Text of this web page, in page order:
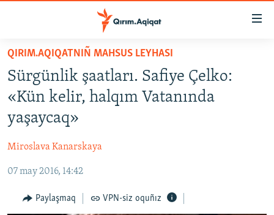
Esas
qaytmaq
Baş
qaytmaq
Qıdıruvğa
SİYASET
MEDENİYET
İNSAN AQLARI
VİDEO
QIRIM.AQIQATNIÑ MAHSUS LEYHASI
Sürgünlik şaatları. Safiye Çelko:
«Kün kelir, halqım Vatanında
yaşaycaq»
Miroslava Kanarskaya
07 may 2016, 14:42
Paylaşmaq VPN-siz oquñız